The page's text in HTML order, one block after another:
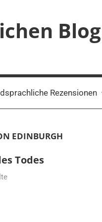
Blog
Rezensionen
EDINBURGH
Todes